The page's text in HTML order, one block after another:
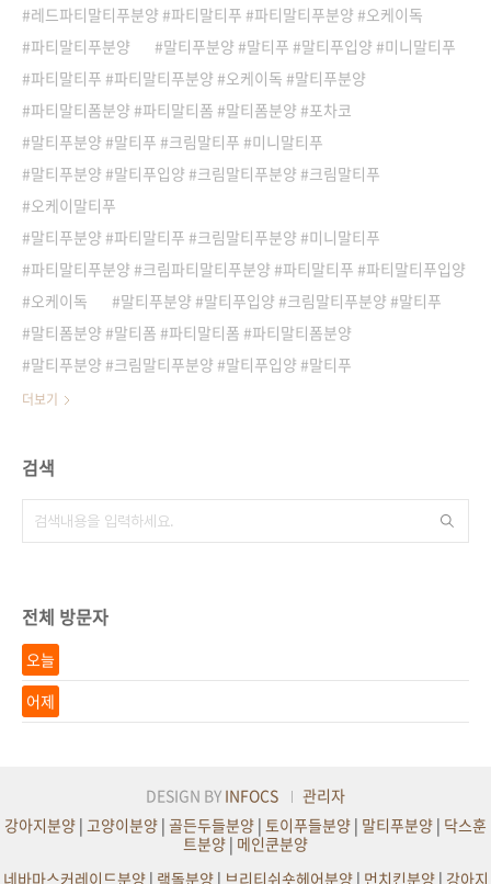
레드파티말티푸분양 #파티말티푸 #파티말티푸분양 #오케이독
파티말티푸분양
말티푸분양 #말티푸 #말티푸입양 #미니말티푸
파티말티푸 #파티말티푸분양 #오케이독 #말티푸분양
파티말티폼분양 #파티말티폼 #말티폼분양 #포차코
말티푸분양 #말티푸 #크림말티푸 #미니말티푸
말티푸분양 #말티푸입양 #크림말티푸분양 #크림말티푸
오케이말티푸
말티푸분양 #파티말티푸 #크림말티푸분양 #미니말티푸
파티말티푸분양 #크림파티말티푸분양 #파티말티푸 #파티말티푸입양
오케이독
말티푸분양 #말티푸입양 #크림말티푸분양 #말티푸
말티폼분양 #말티폼 #파티말티폼 #파티말티폼분양
말티푸분양 #크림말티푸분양 #말티푸입양 #말티푸
더보기
검색
전체 방문자
오늘
어제
DESIGN BY INFOCS
관리자
강아지분양 | 고양이분양 | 골든두들분양 | 토이푸들분양 | 말티푸분양 | 닥스훈
트분양 | 메인쿤분양
네바마스커레이드분양| 랙돌분양| 브리티쉬숏헤어분양| 먼치킨분양| 강아지